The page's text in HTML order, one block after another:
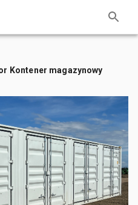
Kontener magazynowy